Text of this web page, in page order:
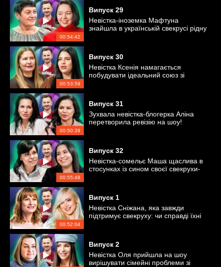
00:54:42
Випуск 29
Невістка-іноземка Мафтуна
знайшла в українській свекрусі рідну
00:53:59
Випуск 30
Невістка Ксенія намагається
побудувати ідеальний союз зі
00:50:39
Випуск 31
Зухвала невістка-блогерка Аліна
перетворила ревізію на шоу!
00:55:48
Випуск 32
Невістка-сомельє Маша щаслива в
стосунках із сином своєї свекрухи-
00:52:04
Випуск 1
Невістка Сніжана, яка завжди
підтримує свекруху: чи справді їхні
Випуск 2
Невістка Оля прийшла на шоу
вирішувати сімейні проблеми зі